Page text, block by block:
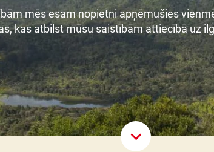
mēs esam nopietni apņēmušies
kas atbilst mūsu saistībām attiecībā uz